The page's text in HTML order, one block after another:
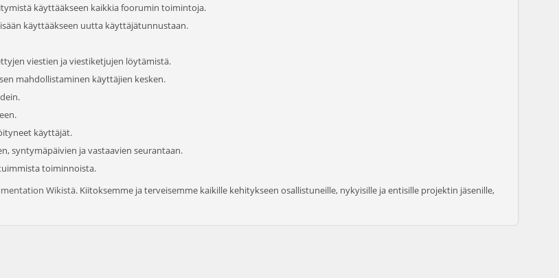
käyttääkseen kaikkia foorumin toimintoja.
käyttääkseen uutta käyttäjätunnustaan.
viestien ja viestiketjujen löytämistä.
mahdollistaminen käyttäjien kesken.
käyttäjät.
syntymäpäivien ja vastaavien seurantaan.
toiminnoista.
Wikistä. Kiitoksemme ja terveisemme kaikille kehitykseen osallistuneille, nykyisille ja entisille projektin jäsenille,